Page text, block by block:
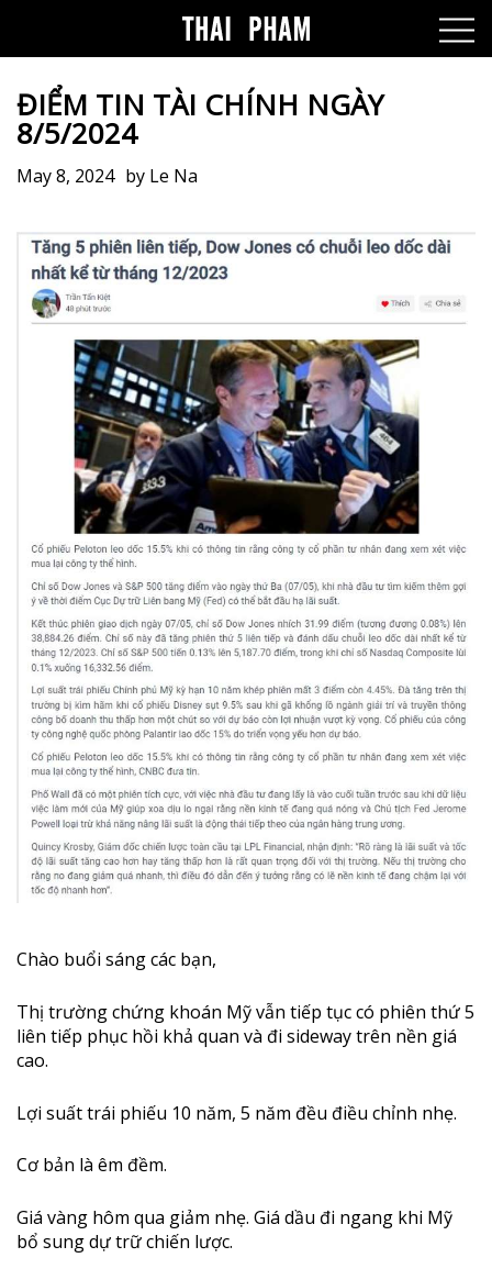
ĐIỂM TIN TÀI CHÍNH NGÀY
8/5/2024
May 8, 2024 by Le Na
Chào buổi sáng các bạn,
Thị trường chứng khoán Mỹ vẫn tiếp tục có phiên thứ 5
liên tiếp phục hồi khả quan và đi sideway trên nền giá
cao.
Lợi suất trái phiếu 10 năm, 5 năm đều điều chỉnh nhẹ.
Cơ bản là êm đềm.
Giá vàng hôm qua giảm nhẹ. Giá dầu đi ngang khi Mỹ
bổ sung dự trữ chiến lược.